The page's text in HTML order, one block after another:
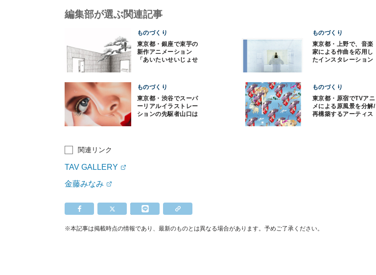
編集部が選ぶ関連記事
ものづくり
東京都・銀座で束芋の
新作アニメーション
「あいたいせいじょせ
ものづくり
東京都・上野で、音楽
家による作曲を応用し
たインスタレーション
ものづくり
東京都・渋谷でスーパ
ーリアルイラストレー
ションの先駆者山口は
ものづくり
東京都・原宿でTVアニ
メによる原風景を分解/
再構築するアーティス
関連リンク
TAV GALLERY
金藤みなみ
※本記事は掲載時点の情報であり、最新のものとは異なる場合があります。予めご了承ください。